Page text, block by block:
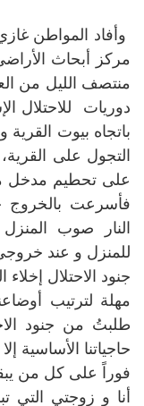
مركز أبحاث
دوريات للاحتلال
باتجاه بيوت
التجول على
على تحطيم مدخل
فأسرعت بالخروج
النار صوب
للمنزل و عند
جنود الاحتلال
مهلة لترتيب
طلبتُ من جنود
حاجياتنا الأساسية
فوراً على كل من